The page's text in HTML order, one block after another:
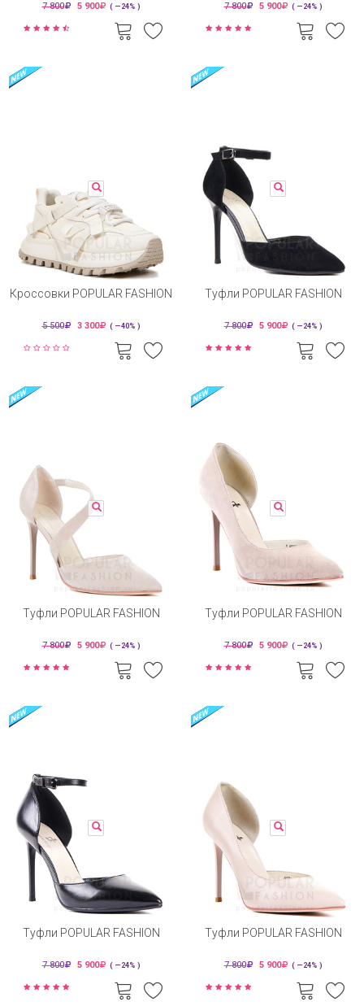
7 800 5 900 ( —24% ) 7 800 5 900 ( —24% )
Кроссовки POPULAR FASHION
5 500 3 300 ( —40% )
Туфли POPULAR FASHION
7 800 5 900 ( —24% )
Туфли POPULAR FASHION
7 800 5 900 ( —24% )
Туфли POPULAR FASHION
7 800 5 900 ( —24% )
Туфли POPULAR FASHION
7 800 5 900 ( —24% )
Туфли POPULAR FASHION
7 800 5 900 ( —24% )